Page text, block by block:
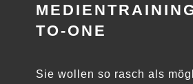
TO-ONE
Sie wollen so rasch als